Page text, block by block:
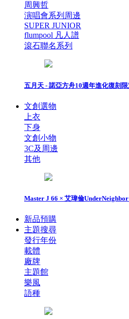
周興哲
演唱會系列周邊
SUPER JUNIOR
flumpool 凡人譜
滾石聯名系列
五月天 - 諾亞方舟10週年進化復刻
文創選物
上衣
下身
文創小物
3C及周邊
其他
Master J 66 × 艾瑋倫
新品預購
主題搜尋
發行年份
載體
廠牌
主題館
樂風
語種